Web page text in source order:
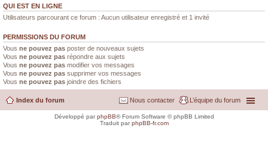
QUI EST EN LIGNE
Utilisateurs parcourant ce forum : Aucun utilisateur enregistré et 1 invité
PERMISSIONS DU FORUM
Vous ne pouvez pas poster de nouveaux sujets
Vous ne pouvez pas répondre aux sujets
Vous ne pouvez pas modifier vos messages
Vous ne pouvez pas supprimer vos messages
Vous ne pouvez pas joindre des fichiers
Index du forum L’équipe du forum
Nous contacter
Développé parphpBB® Forum Software © phpBB Limited
Traduit parphpBB-fr.com